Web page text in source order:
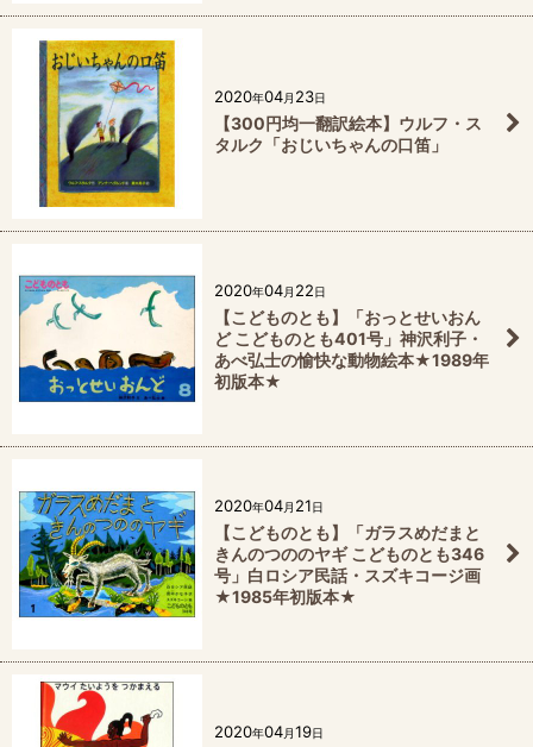
2020年04月 23日
【300円均一翻訳絵本】ウルフ・ス
タルク「おじいちゃんの口笛」
2020年04月 22日
【こどものとも】「おっとせいおん
ど こどものとも401号」神沢利子・
あべ弘士の愉快な動物絵本★1989年
初版本★
2020年04月 21日
【こどものとも】「ガラスめだまと
きんのつののヤギ こどものとも346
号」白ロシア民話・スズキコージ画
★1985年初版本★
2020年04月19日